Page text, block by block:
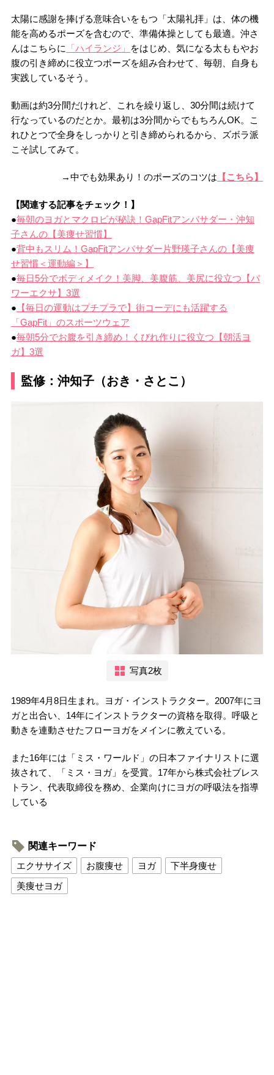
太陽に感謝を捧げる意味合いをもつ「太陽礼拝」は、体の機
能を高めるポーズを含むので、準備体操としても最適。沖さ
んはこちらに
「ハイランジ」
をはじめ、気になる太ももやお
腹の引き締めに役立つポーズを組み合わせて、毎朝、自身も
実践しているそう。
動画は約3分間だけれど、これを繰り返し、30分間は続けて
行なっているのだとか。最初は3分間からでもちろんOK。こ
れひとつで全身をしっかりと引き締められるから、ズボラ派
こそ試してみて。
→中でも効果あり！のポーズのコツは 【こちら】
【関連する記事をチェック！】
●毎朝のヨガとマクロビが秘訣！GapFitアンバサダー・沖知
子さんの【美痩せ習慣】
●背中もスリム！GapFitアンバサダー片野瑛子さんの【美痩
せ習慣＜運動編＞】
●毎日5分でボディメイク！美脚、美腹筋、美尻に役立つ【パ
ワーエクサ】3選
● 【毎日の運動はプチプラで】街コーデにも活躍する
「GapFit」のスポーツウェア
●毎朝5分でお腹を引き締め！くびれ作りに役立つ【朝活ヨ
ガ】3選
監修：沖知子（おき・さとこ）
写真2枚
1989年4月8日生まれ。ヨガ・インストラクター。2007年にヨ
ガと出合い、14年にインストラクターの資格を取得。呼吸と
動きを連動させたフローヨガをメインに教えている。
また16年には「ミス・ワールド」の日本ファイナリストに選
抜されて、「ミス・ヨガ」を受賞。17年から株式会社ブレス
トラン、代表取締役を務め、企業向けにヨガの呼吸法を指導
している
関連キーワード
エクササイズ
お腹痩せ ヨガ
下半身痩せ
美痩せヨガ